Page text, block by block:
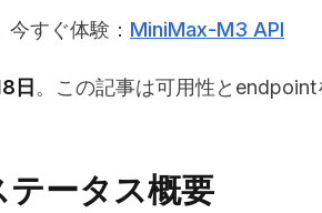
すぐ体験： MiniMax-M3 API
日 。この記事は可用性と
ータス概要